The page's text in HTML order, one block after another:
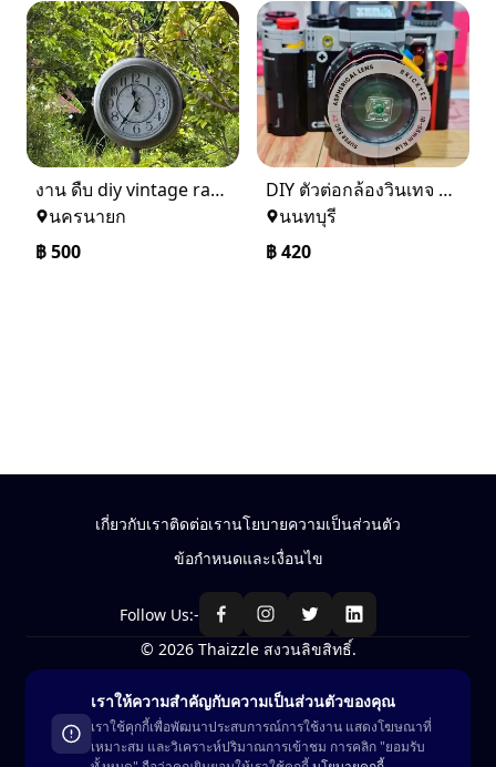
งาน ดืบ diy vintage ratro รีบขายด่วน เพราะ ปล่อยเซ้งร้าน ยกเว้นของเเต่ง
นครนายก
฿500
DIY ตัวต่อกล้องวินเทจ ประกอบง่าย ของเล่นมินิมอลตกแต่งบ้าน สวยคลาสสิกจาก IrregularToys
นนทบุรี
฿420
เกี่ยวกับเราติดต่อเรานโยบายความเป็นส่วนตัว
ข้อกำหนดและเงื่อนไข
Follow Us:-
© 2026 Thaizzle สงวนลิขสิทธิ์.
ซื้อ-ขาย สินค้าในประเทศไทย
เราให้ความสำคัญกับความเป็นส่วนตัวของคุณ
เราใช้คุกกี้เพื่อพัฒนาประสบการณ์การใช้งาน แสดงโฆษณาที่
เหมาะสม และวิเคราะห์ปริมาณการเข้าชม การคลิก "ยอมรับ